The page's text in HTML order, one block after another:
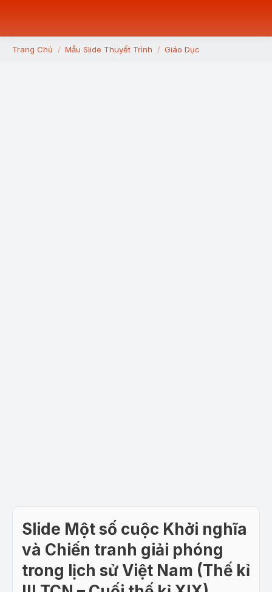
You are here:
Trang Chủ Mẫu Slide Thuyết Trình Giáo Dục
Slide Một số cuộc Khởi nghĩa
và Chiến tranh giải phóng
trong lịch sử Việt Nam (Thế kỉ